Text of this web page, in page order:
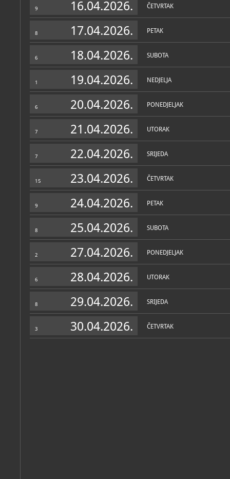
9 16.04.2026. ČETVRTAK
8 17.04.2026. PETAK
6 18.04.2026. SUBOTA
1 19.04.2026. NEDJELJA
6 20.04.2026. PONEDJELJAK
7 21.04.2026. UTORAK
7 22.04.2026. SRIJEDA
15 23.04.2026. ČETVRTAK
9 24.04.2026. PETAK
8 25.04.2026. SUBOTA
2 27.04.2026. PONEDJELJAK
6 28.04.2026. UTORAK
8 29.04.2026. SRIJEDA
3 30.04.2026. ČETVRTAK
budućnosti.
Zbirka likovnih
Muzej u fondovima MDC-a
Katalog knjižnice (35)
Ivan Hus: graditelj violina : Muzej Ivanić-Grada, 5. rujan - 5.
Ivanić-Grad, Muzej Ivanić-Grada, 2023
Ivanićke uspomene - Đuro Stjepan Deželić
Ivanić-Grad, Muzej Ivanić-Grada, 2023
Školstvo u Ivanić-Gradu od 1750. do 1918. godine: katalog
Ivanić-Grad, Muzej Ivanić-Grada, 2022